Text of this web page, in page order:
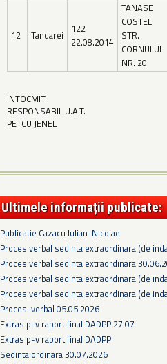
12 Tandarei
122
22.08.2014
TANASE
COSTEL
STR.
CORNULUI
NR. 20
INTOCMIT
RESPONSABIL U.A.T.
PETCU JENEL
Ultimele informații publicate:
Publicatie Cazacu Iulian-Nicolae
Proces verbal sedinta extraordinara (de
Proces verbal sedinta extraordinara
Proces verbal sedinta extraordinara (de
Proces verbal sedinta extraordinara (de
Proces-verbal 05.05.2026
Extras p-v raport final DADPP 27.07
Extras p-v raport final DADPP
Sedinta ordinara 30.07.2026